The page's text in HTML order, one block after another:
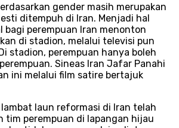
gender masih merupakan
ditempuh di Iran. Menjadi hal
bagi perempuan Iran menonton
di stadion, melalui televisi pun
stadion, perempuan hanya boleh
Sineas Iran Jafar Panahi
ini melalui film satire bertajuk
laun reformasi di Iran telah
tim perempuan di lapangan hijau